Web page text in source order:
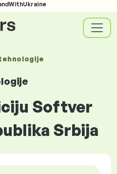
Softver
Srbija